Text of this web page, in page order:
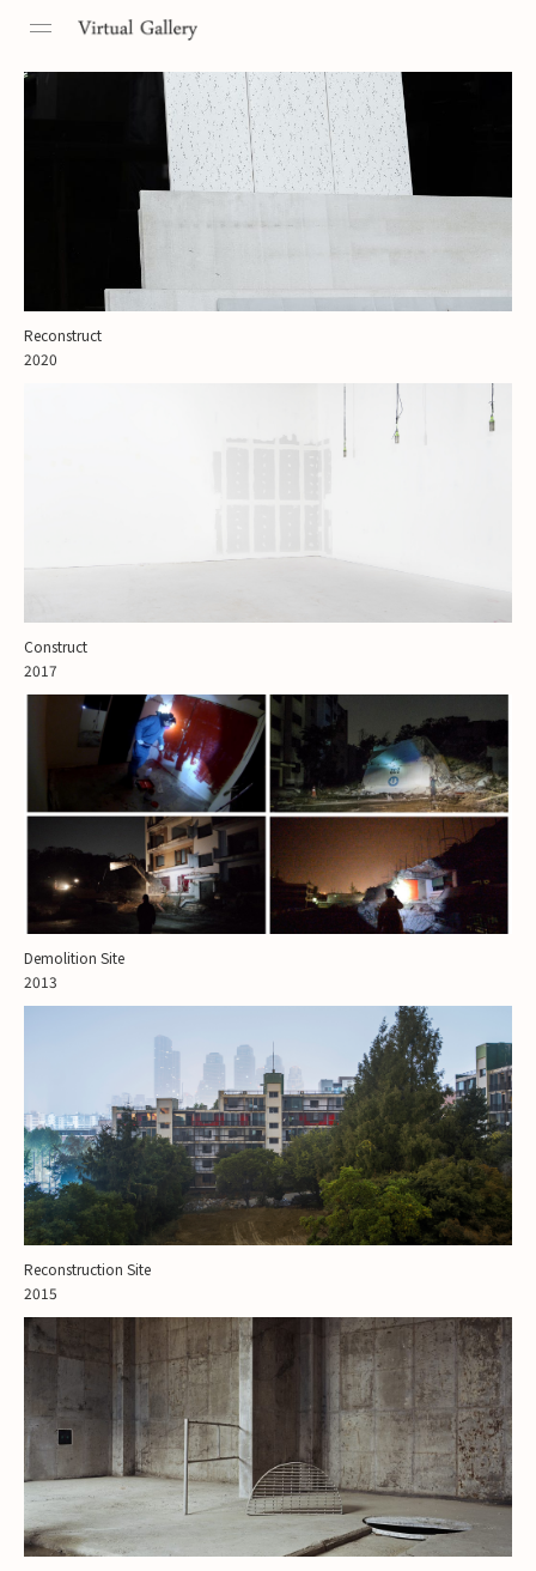
Toggle
Reconstruct
2020
Construct
2017
Demolition Site
2013
Reconstruction Site
2015